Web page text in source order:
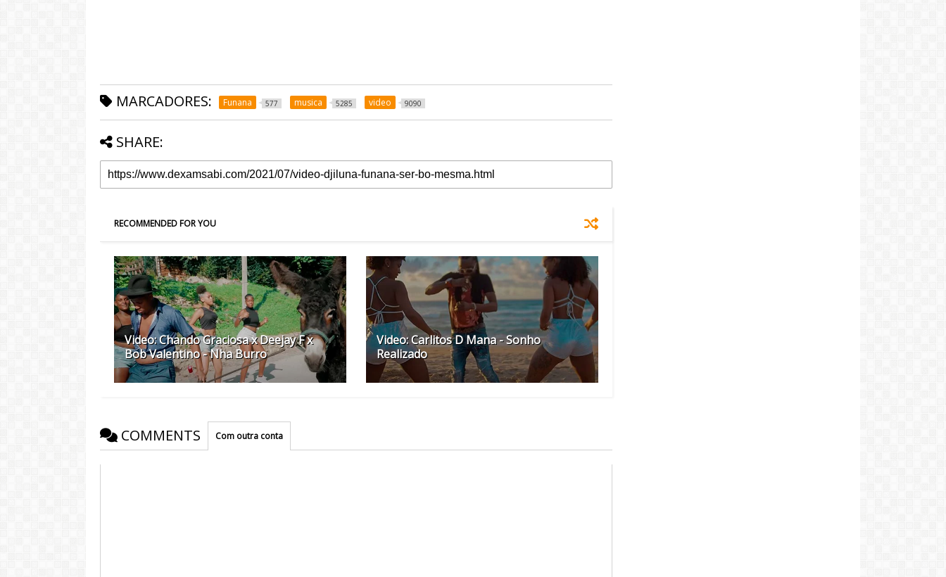
MARCADORES: Funana 577 musica 5285 video 9090
SHARE:
RECOMMENDED FOR YOU
Video: Chando Graciosa x Deejay F x
Bob Valentino - Nha Burro
Video: Carlitos D Mana - Sonho
Realizado
COMMENTS Com outra conta